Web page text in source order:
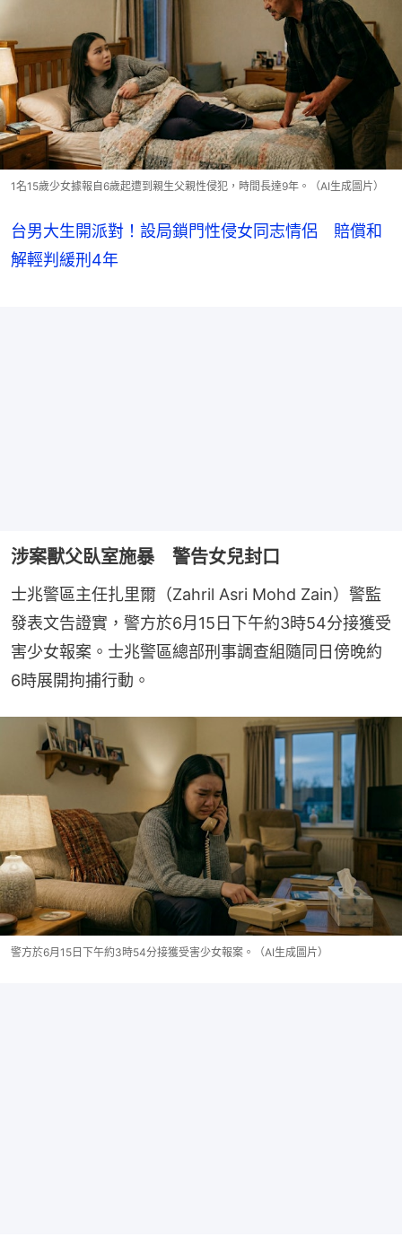
1名15歲少女據報自6歲起遭到親生父親性侵犯，時間長達9年。（AI生成圖片）
台男大生開派對！設局鎖門性侵女同志情侶 賠償和
解輕判緩刑4年
涉案獸父臥室施暴 警告女兒封口
士兆警區主任扎里爾（Zahril Asri Mohd Zain）警監
發表文告證實，警方於6月15日下午約3時54分接獲受
害少女報案。士兆警區總部刑事調查組隨同日傍晚約
6時展開拘捕行動。
警方於6月15日下午約3時54分接獲受害少女報案。（AI生成圖片）